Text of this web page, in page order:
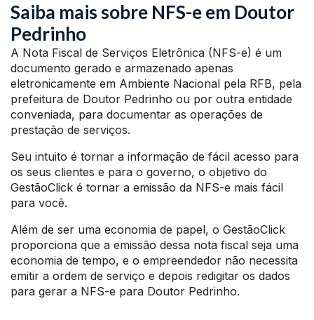
Saiba mais sobre NFS-e em Doutor
Pedrinho
A Nota Fiscal de Serviços Eletrônica (NFS-e) é um
documento gerado e armazenado apenas
eletronicamente em Ambiente Nacional pela RFB, pela
prefeitura de Doutor Pedrinho ou por outra entidade
conveniada, para documentar as operações de
prestação de serviços.
Seu intuito é tornar a informação de fácil acesso para
os seus clientes e para o governo, o objetivo do
GestãoClick é tornar a emissão da NFS-e mais fácil
para você.
Além de ser uma economia de papel, o GestãoClick
proporciona que a emissão dessa nota fiscal seja uma
economia de tempo, e o empreendedor não necessita
emitir a ordem de serviço e depois redigitar os dados
para gerar a NFS-e para Doutor Pedrinho.